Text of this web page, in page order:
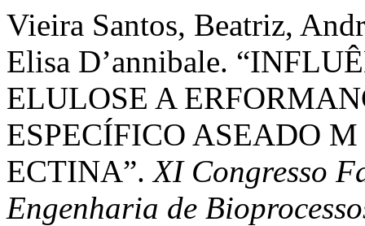
Vieira Santos, Beatriz,
Elisa D’annibale.
ELULOSE A
ESPECÍFICO ASEADO
ECTINA”.XI Congresso
Engenharia de